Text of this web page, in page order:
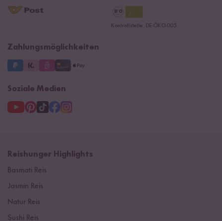
Reishunger Gutscheine
Kontrollstelle: DE-ÖKO-005
Zahlungsmöglichkeiten
Soziale Medien
Reishunger Highlights
Basmati Reis
Jasmin Reis
Natur Reis
Sushi Reis